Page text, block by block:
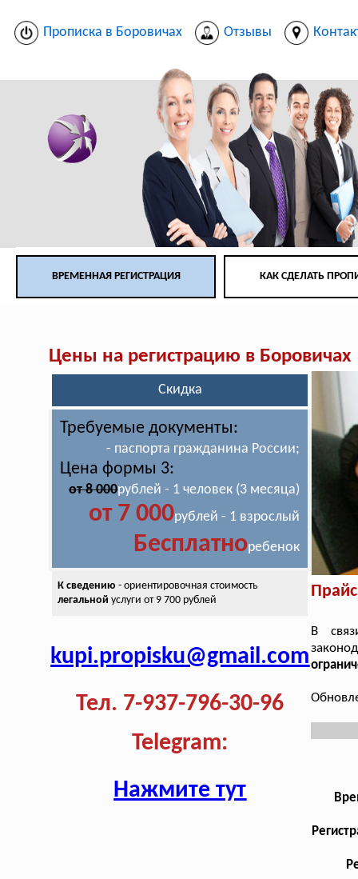
Прописка в Боровичах Отзывы
ВРЕМЕННАЯ РЕГИСТРАЦИЯ КАК СДЕЛАТЬ
Цены на регистрацию в Боровичах
Скидка
Требуемые документы:
- паспорта гражданина России;
Цена формы 3:
от 8 000рублей - 1 человек (3 месяца)
от 7 000рублей - 1 взрослый
Бесплатноребенок
К сведению - ориентировочная стоимость
легальной услуги от 9 700 рублей
kupi.propisku@gmail.com
Тел. 7-937-796-30-96
Telegram:
Нажмите тут
В